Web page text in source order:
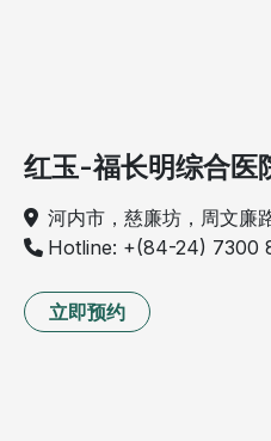
红玉-福长明综合医
河内市，慈廉坊，周文廉
Hotline: +(84-24) 7300
立即预约